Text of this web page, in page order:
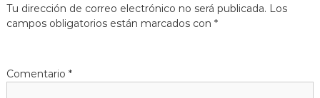
Tu dirección de correo electrónico no será publicada. Los
campos obligatorios están marcados con *
Comentario *